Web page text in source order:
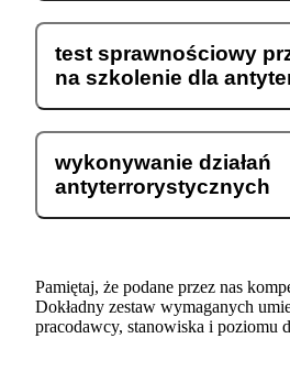
test sprawnościowy
na szkolenie dla
wykonywanie działań
antyterrorystycznych
Pamiętaj, że podane przez nas
Dokładny zestaw wymaganych
pracodawcy, stanowiska i poziomu